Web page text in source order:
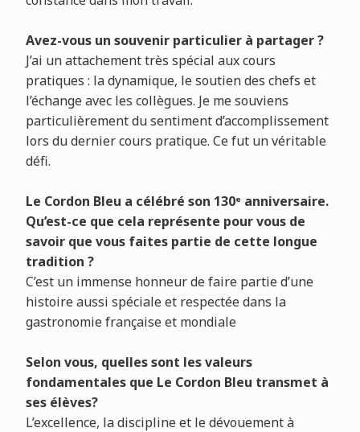
Avez-vous un souvenir particulier à partager ?
J’ai un attachement très spécial aux cours
pratiques : la dynamique, le soutien des chefs et
l’échange avec les collègues. Je me souviens
particulièrement du sentiment d’accomplissement
lors du dernier cours pratique. Ce fut un véritable
défi.
Le Cordon Bleu a célébré son 130ᵉ anniversaire.
Qu’est-ce que cela représente pour vous de
savoir que vous faites partie de cette longue
tradition ?
C’est un immense honneur de faire partie d’une
histoire aussi spéciale et respectée dans la
gastronomie française et mondiale
Selon vous, quelles sont les valeurs
fondamentales que Le Cordon Bleu transmet à
ses élèves?
L’excellence, la discipline et le dévouement à